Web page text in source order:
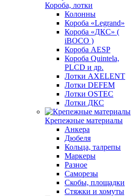
Короба, лотки
Колонны
Короба «Legrand»
Короба «ДКС» (
iBOCO )
Короба AESP
Короба Quintela,
PLCD и др.
Лотки AXELENT
Лотки DEFEM
Лотки OSTEC
Лотки ДКС
Крепежные материалы
Анкера
Дюбеля
Кольца, талрепы
Маркеры
Разное
Саморезы
Скобы, площадки
Стяжки и хомуты